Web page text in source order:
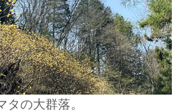
タの大群落。